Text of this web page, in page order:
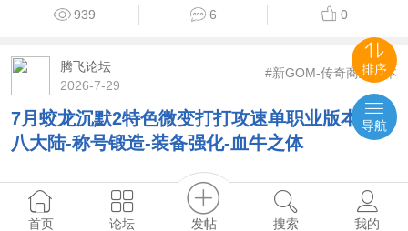
939 6 0
腾飞论坛
2026-7-29
#新GOM-传奇商业版本
7月蛟龙沉默2特色微变打打攻速单职业版本库-
八大陆-称号锻造-装备强化-血牛之体
首页 论坛 发帖 搜索 我的
排序
导航